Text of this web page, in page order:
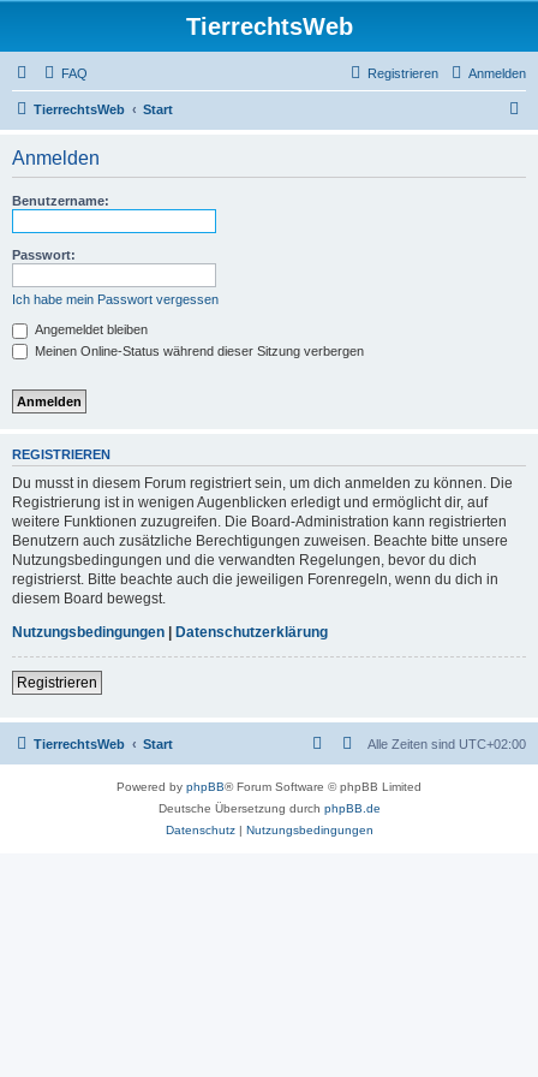
TierrechtsWeb
FAQ Anmelden
Registrieren
TierrechtsWeb Start
Anmelden
Benutzername:
Passwort:
Ich habe mein Passwort vergessen
Angemeldet bleiben
Meinen Online-Status während dieser Sitzung verbergen
REGISTRIEREN
Du musst in diesem Forum registriert sein, um dich anmelden zu können. Die
Registrierung ist in wenigen Augenblicken erledigt und ermöglicht dir, auf
weitere Funktionen zuzugreifen. Die Board-Administration kann registrierten
Benutzern auch zusätzliche Berechtigungen zuweisen. Beachte bitte unsere
Nutzungsbedingungen und die verwandten Regelungen, bevor du dich
registrierst. Bitte beachte auch die jeweiligen Forenregeln, wenn du dich in
diesem Board bewegst.
Nutzungsbedingungen | Datenschutzerklärung
Registrieren
TierrechtsWeb Start Alle Zeiten sind UTC+02:00
Powered by phpBB® Forum Software © phpBB Limited
Deutsche Übersetzung durch phpBB.de
Datenschutz| Nutzungsbedingungen